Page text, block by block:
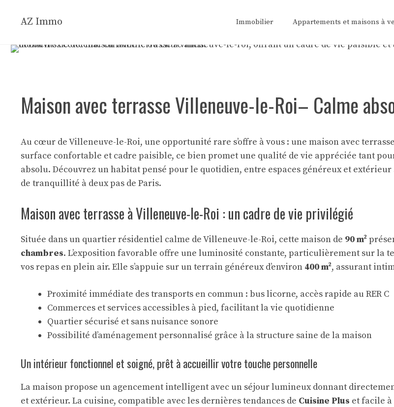
AZ Immo Immobilier Appartements et maisons à
Maison avec terrasse Villeneuve-le-Roi– Calme
Au cœur de Villeneuve-le-Roi, une opportunité rare s’offre à vous : une maison avec
surface confortable et cadre paisible, ce bien promet une qualité de vie appréciée tant
absolu. Découvrez un habitat pensé pour le quotidien, entre espaces généreux et
de tranquillité à deux pas de Paris.
Maison avec terrasse à Villeneuve-le-Roi : un cadre de vie privilégié
Située dans un quartier résidentiel calme de Villeneuve-le-Roi, cette maison de 90 m²
chambres. L’exposition favorable offre une luminosité constante, particulièrement sur la
vos repas en plein air. Elle s’appuie sur un terrain généreux d’environ 400 m², assurant
Proximité immédiate des transports en commun : bus licorne, accès rapide au RER C
Commerces et services accessibles à pied, facilitant la vie quotidienne
Quartier sécurisé et sans nuisance sonore
Possibilité d’aménagement personnalisé grâce à la structure saine de la maison
Un intérieur fonctionnel et soigné, prêt à accueillir votre touche personnelle
La maison propose un agencement intelligent avec un séjour lumineux donnant
et extérieur. La cuisine, compatible avec les dernières tendances de Cuisine Plus et facile